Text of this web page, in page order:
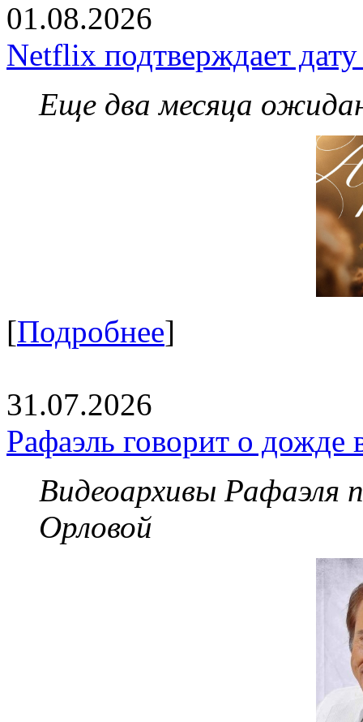
01.08.2026
Netflix подтверждает
Еще два месяца
[Подробнее]
31.07.2026
Рафаэль говорит о дожде
Видеоархивы Рафаэля
Орловой